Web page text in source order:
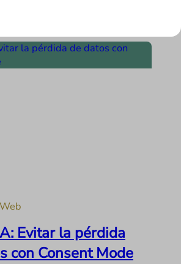
Evitar la pérdida
con Consent Mode